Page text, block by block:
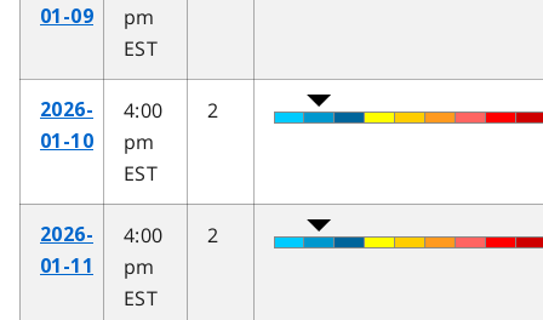
01-09
pm
EST
2026-
01-10
4:00
pm
EST
2
2026-
01-11
4:00
pm
EST
2